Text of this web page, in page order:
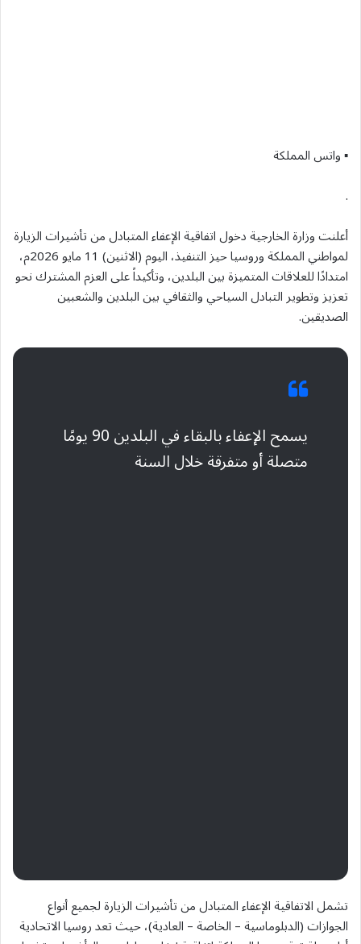
▪︎ واتس المملكة
.
أعلنت وزارة الخارجية دخول اتفاقية الإعفاء المتبادل من تأشيرات الزيارة
لمواطني المملكة وروسيا حيز التنفيذ، اليوم (الاثنين) 11 مايو 2026م،
امتدادًا للعلاقات المتميزة بين البلدين، وتأكيداً على العزم المشترك نحو
تعزيز وتطوير التبادل السياحي والثقافي بين البلدين والشعبين
الصديقين.
يسمح الإعفاء بالبقاء في البلدين 90 يومًا
متصلة أو متفرقة خلال السنة
تشمل الاتفاقية الإعفاء المتبادل من تأشيرات الزيارة لجميع أنواع
الجوازات (الدبلوماسية – الخاصة – العادية)، حيث تعد روسيا الاتحادية